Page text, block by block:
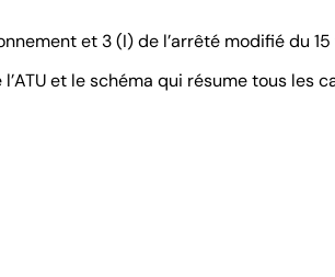
et 3 (I) de l’arrêté modifié du
et le schéma qui résume tous les